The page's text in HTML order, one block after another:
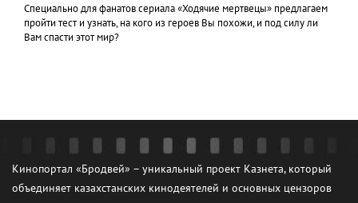
Специально для фанатов сериала «Ходячие мертвецы» предлагаем
пройти тест и узнать, на кого из героев Вы похожи, и под силу ли
Вам спасти этот мир?
Кинопортал «Бродвей» – уникальный проект Казнета, который
объединяет казахстанских кинодеятелей и основных цензоров